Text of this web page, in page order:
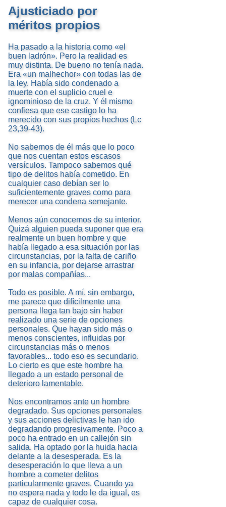
Ajusticiado por
méritos propios
Ha pasado a la historia como «el
buen ladrón». Pero la realidad es
muy distinta. De bueno no tenía nada.
Era «un malhechor» con todas las de
la ley. Había sido condenado a
muerte con el suplicio cruel e
ignominioso de la cruz. Y él mismo
confiesa que ese castigo lo ha
merecido con sus propios hechos (Lc
23,39-43).
No sabemos de él más que lo poco
que nos cuentan estos escasos
versículos. Tampoco sabemos qué
tipo de delitos había cometido. En
cualquier caso debían ser lo
suficientemente graves como para
merecer una condena semejante.
Menos aún conocemos de su interior.
Quizá alguien pueda suponer que era
realmente un buen hombre y que
había llegado a esa situación por las
circunstancias, por la falta de cariño
en su infancia, por dejarse arrastrar
por malas compañías...
Todo es posible. A mí, sin embargo,
me parece que difícilmente una
persona llega tan bajo sin haber
realizado una serie de opciones
personales. Que hayan sido más o
menos conscientes, influidas por
circunstancias más o menos
favorables... todo eso es secundario.
Lo cierto es que este hombre ha
llegado a un estado personal de
deterioro lamentable.
Nos encontramos ante un hombre
degradado. Sus opciones personales
y sus acciones delictivas le han ido
degradando progresivamente. Poco a
poco ha entrado en un callejón sin
salida. Ha optado por la huida hacia
delante a la desesperada. Es la
desesperación lo que lleva a un
hombre a cometer delitos
particularmente graves. Cuando ya
no espera nada y todo le da igual, es
capaz de cualquier cosa.